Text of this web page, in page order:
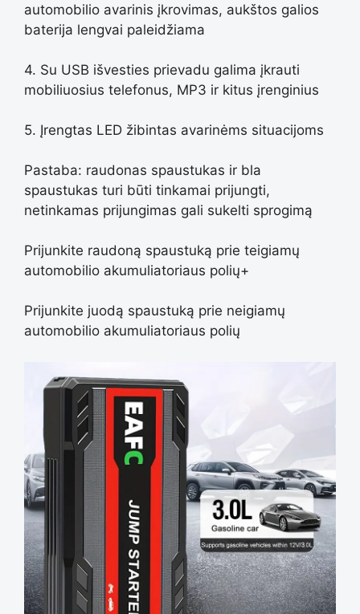
automobilio avarinis įkrovimas, aukštos galios
baterija lengvai paleidžiama
4. Su USB išvesties prievadu galima įkrauti
mobiliuosius telefonus, MP3 ir kitus įrenginius
5. Įrengtas LED žibintas avarinėms situacijoms
Pastaba: raudonas spaustukas ir bla
spaustukas turi būti tinkamai prijungti,
netinkamas prijungimas gali sukelti sprogimą
Prijunkite raudoną spaustuką prie teigiamų
automobilio akumuliatoriaus polių+
Prijunkite juodą spaustuką prie neigiamų
automobilio akumuliatoriaus polių